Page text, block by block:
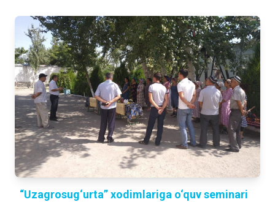
“Uzagrosug‘urta” xodimlariga o‘quv seminari